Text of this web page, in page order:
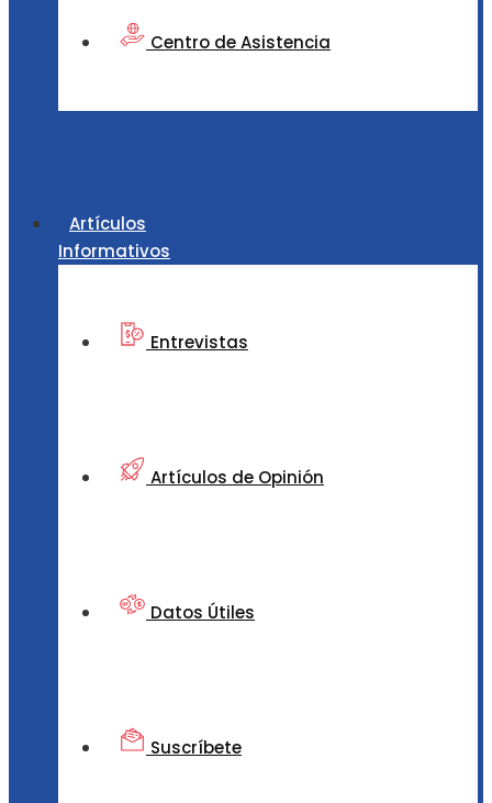
Centro de Asistencia
Artículos
Informativos
Entrevistas
Artículos de Opinión
Datos Útiles
Suscríbete